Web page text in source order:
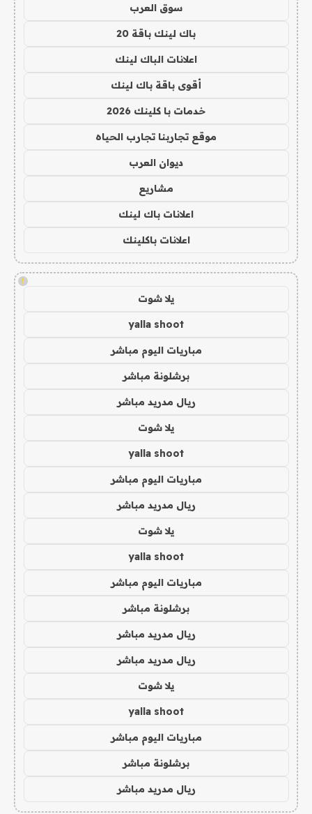
سوق العرب
باك لينك باقة 20
اعلانات الباك لينك
أقوى باقة باك لينك
خدمات با كلينك 2026
موقع تجاربنا تجارب الحياه
ديوان العرب
مشاريع
اعلانات باك لينك
اعلانات باكلينك
!
يلا شوت
yalla shoot
مباريات اليوم مباشر
برشلونة مباشر
ريال مدريد مباشر
يلا شوت
yalla shoot
مباريات اليوم مباشر
ريال مدريد مباشر
يلا شوت
yalla shoot
مباريات اليوم مباشر
برشلونة مباشر
ريال مدريد مباشر
ريال مدريد مباشر
يلا شوت
yalla shoot
مباريات اليوم مباشر
برشلونة مباشر
ريال مدريد مباشر